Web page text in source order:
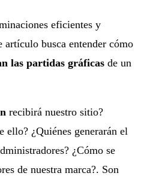
eficientes y
artículo busca entender cómo
las partidas gráficas de un
recibirá nuestro sitio?
ello? ¿Quiénes generarán el
¿Cómo se
de nuestra marca?. Son